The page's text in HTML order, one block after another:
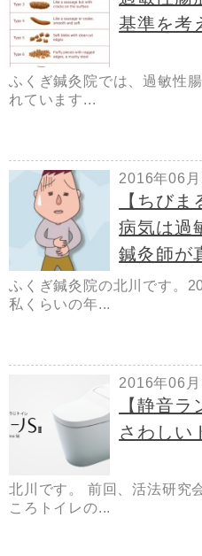
基準を考
ふくぎ鍼灸院では、過敏性
れています...
2016年06月
【ちび
病気は過
鍼灸師が
ふくぎ鍼灸院の北川です。
私くらいの年...
2016年06月
【静音
さわしい
北川です。 前回、活法研究
ころトイレの...